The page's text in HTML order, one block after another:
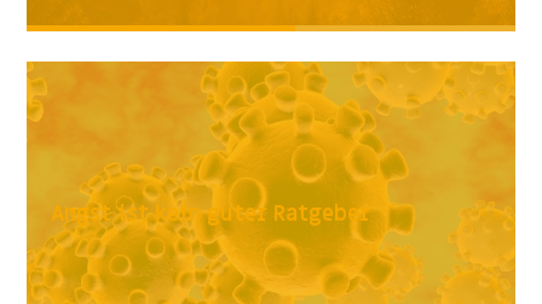
Angst ist kein guter Ratgeber